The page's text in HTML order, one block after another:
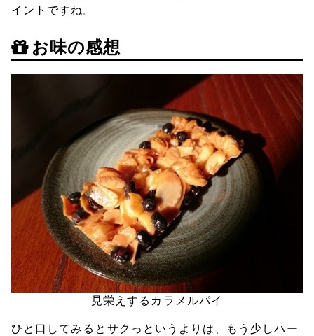
イントですね。
お味の感想
見栄えするカラメルパイ
ひと口してみるとサクっというよりは、もう少しハー